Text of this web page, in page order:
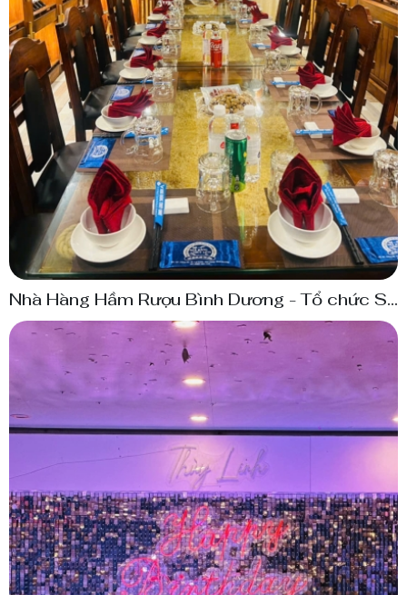
Nhà Hàng Hầm Rượu Bình Dương - Tổ chức Sự
Kiện Trọn gói Bình Dương